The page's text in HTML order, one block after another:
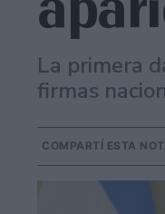
La primera
firmas
COMPARTÍ ESTA